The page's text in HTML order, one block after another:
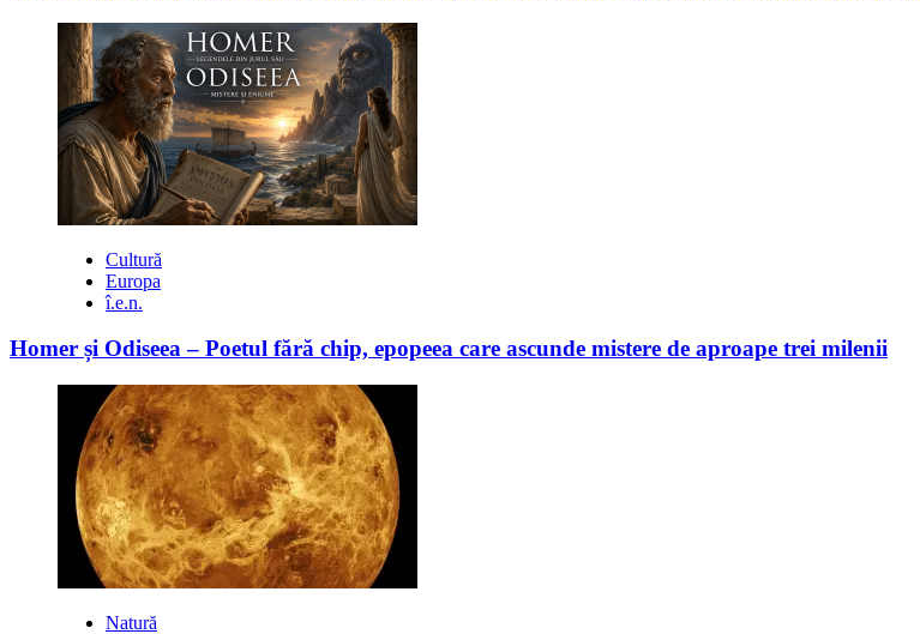
Cultură
Europa
î.e.n.
Homer și Odiseea – Poetul fără chip, epopeea care ascunde mistere de aproape trei milenii
Natură